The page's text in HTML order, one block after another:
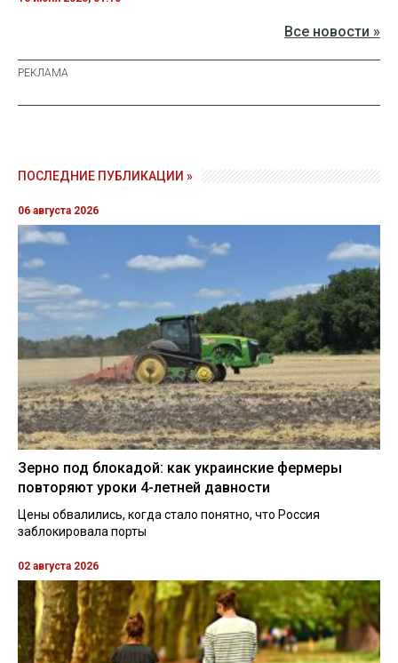
Все новости »
ПОСЛЕДНИЕ ПУБЛИКАЦИИ »
06 августа 2026
Зерно под блокадой: как украинские фермеры
повторяют уроки 4-летней давности
Цены обвалились, когда стало понятно, что Россия
заблокировала порты
02 августа 2026